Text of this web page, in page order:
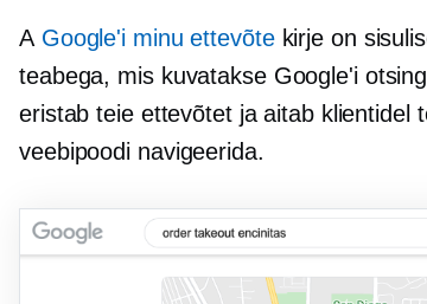
A Google'i minu ettevõtekirje on
teabega, mis kuvatakse Google'i
eristab teie ettevõtet ja aitab klientidel
veebipoodi navigeerida.